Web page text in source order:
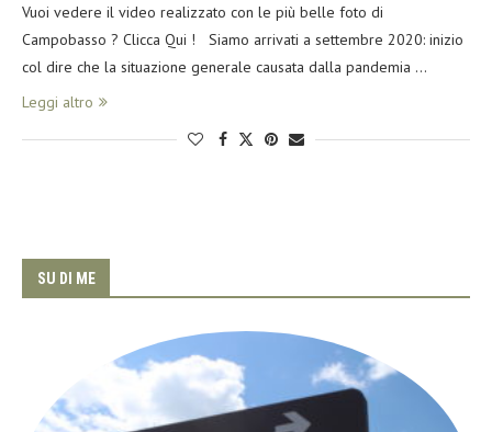
Vuoi vedere il video realizzato con le più belle foto di
Campobasso ? Clicca Qui ! Siamo arrivati a settembre 2020: inizio
col dire che la situazione generale causata dalla pandemia …
Leggi altro
SU DI ME